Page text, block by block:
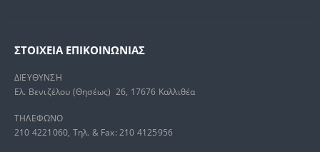
ΣΤΟΙΧΕΊΑ ΕΠΙΚΟΙΝΩΝΊΑΣ
ΔΙΕΥΘΥΝΣΗ
Ελ. Βενιζέλου (Θησέως) 26, 17676 Καλλιθέα
ΤΗΛΕΦΩΝΟ
210 4221060, Τηλ. & Fax: 210 4125956